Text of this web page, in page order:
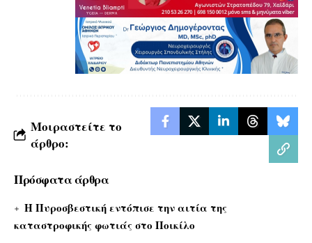
Μοιραστείτε το
άρθρο:
Πρόσφατα άρθρα
Η Πυροσβεστική εντόπισε την αιτία της
καταστροφικής φωτιάς στο Ποικίλο